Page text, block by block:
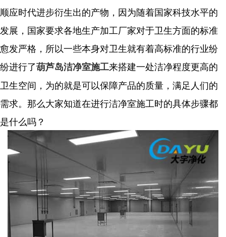
顺应时代进步衍生出的产物，因为随着国家科技水平的
发展，国家要求各地生产加工厂家对于卫生方面的标准
愈发严格，所以一些本身对卫生就有着高标准的行业纷
纷进行了葫芦岛洁净室施工来搭建一处洁净程度更高的
卫生空间，为的就是可以保障产品的质量，满足人们的
需求。那么大家知道在进行洁净室施工时的具体步骤都
是什么吗？